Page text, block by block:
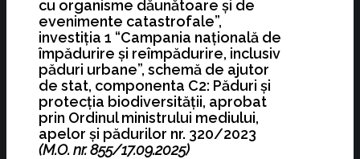
cu organisme dăunătoare şi de
evenimente catastrofale”,
investiţia 1 “Campania naţională de
împădurire şi reîmpădurire, inclusiv
păduri urbane”, schemă de ajutor
de stat, componenta C2: Păduri şi
protecţia biodiversităţii, aprobat
prin Ordinul ministrului mediului,
apelor şi pădurilor nr. 320/2023
(M.O. nr. 855/17.09.2025)